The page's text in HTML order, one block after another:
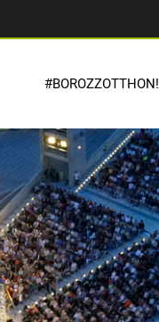
#BOROZZOTTHON!